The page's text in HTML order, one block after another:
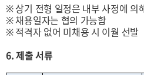
※ 상기 전형 일정은 내부 사정에 의
※ 채용일자는 협의 가능함
※ 적격자 없어 미채용 시 이월 선발
6. 제출 서류